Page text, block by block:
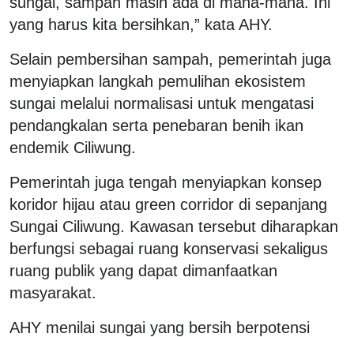
yang harus kita bersihkan,” kata AHY.
Selain pembersihan sampah, pemerintah juga
menyiapkan langkah pemulihan ekosistem
sungai melalui normalisasi untuk mengatasi
pendangkalan serta penebaran benih ikan
endemik Ciliwung.
Pemerintah juga tengah menyiapkan konsep
koridor hijau atau green corridor di sepanjang
Sungai Ciliwung. Kawasan tersebut diharapkan
berfungsi sebagai ruang konservasi sekaligus
ruang publik yang dapat dimanfaatkan
masyarakat.
AHY menilai sungai yang bersih berpotensi